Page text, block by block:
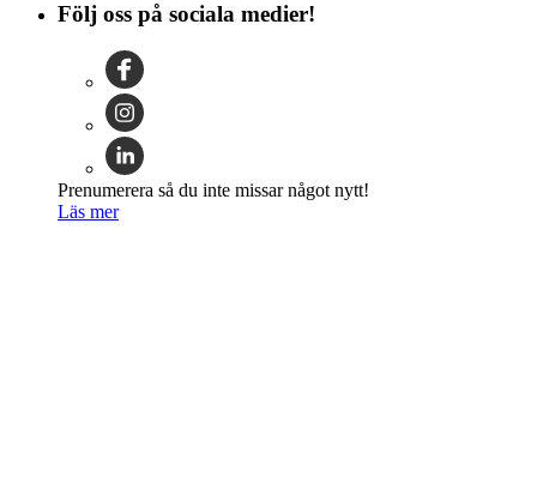
Följ oss på sociala medier!
Prenumerera så du inte missar något nytt!
Läs mer